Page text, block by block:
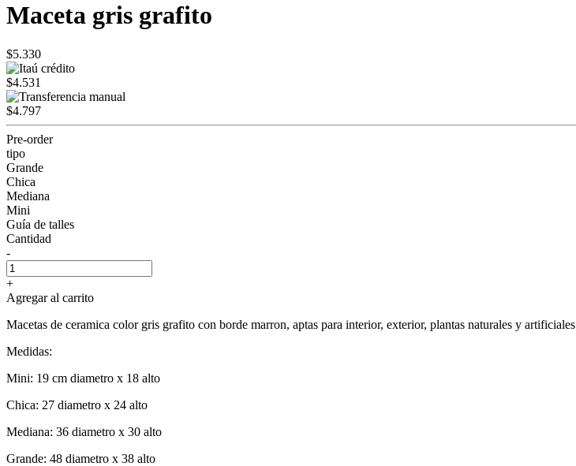
Maceta gris grafito
$5.330
$4.531
$4.797
Pre-order
tipo
Grande
Chica
Mediana
Mini
Guía de talles
Cantidad
-
+
Agregar al carrito
Macetas de ceramica color gris grafito con borde marron, aptas para interior, exterior, plantas naturales y artificiales
Medidas:
Mini: 19 cm diametro x 18 alto
Chica: 27 diametro x 24 alto
Mediana: 36 diametro x 30 alto
Grande: 48 diametro x 38 alto